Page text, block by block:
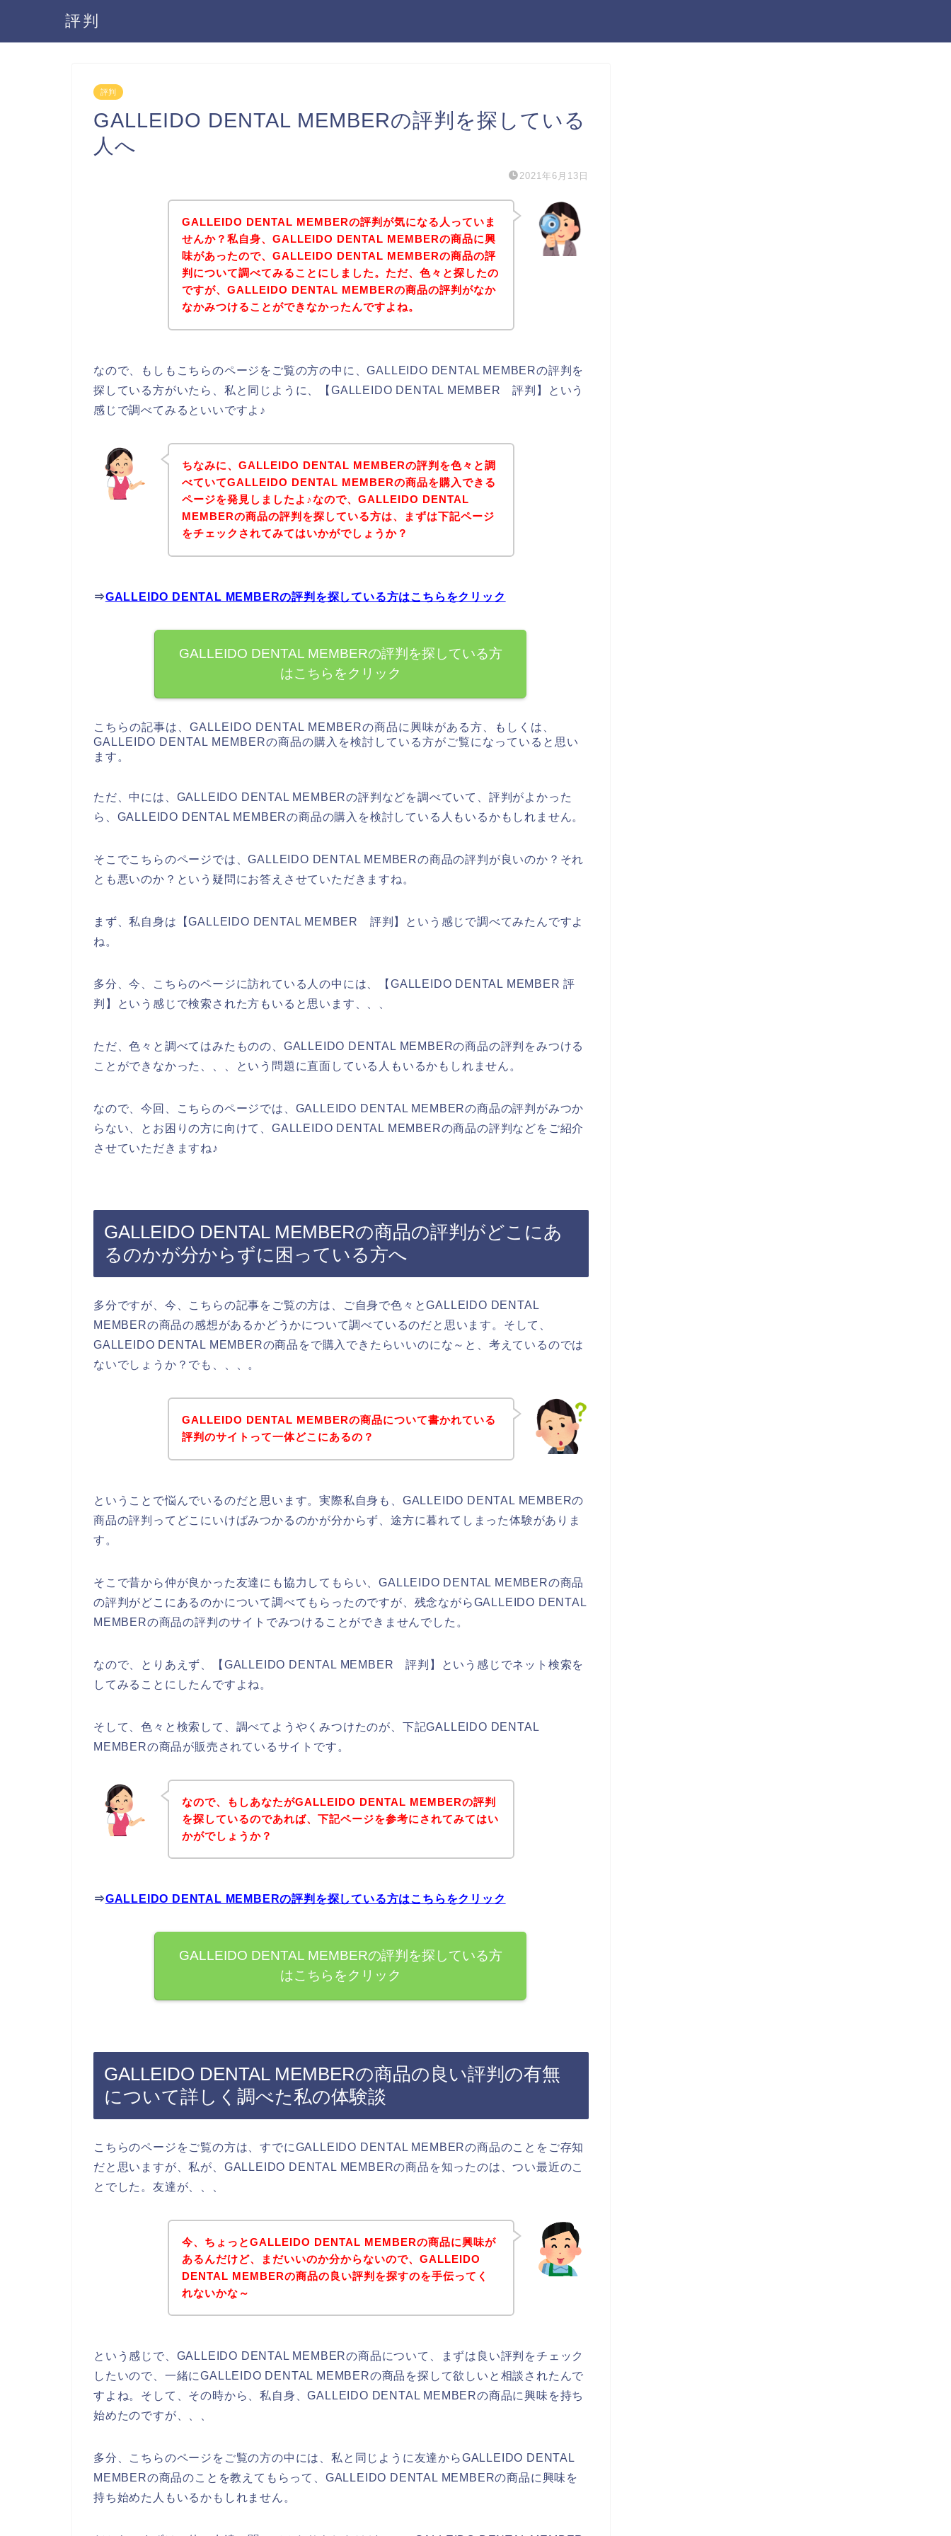
評判
評判
GALLEIDO DENTAL MEMBERの評判を探している
人へ
2021年6月13日
GALLEIDO DENTAL MEMBERの評判が気になる人っていま
せんか？私自身、GALLEIDO DENTAL MEMBERの商品に興
味があったので、GALLEIDO DENTAL MEMBERの商品の評
判について調べてみることにしました。ただ、色々と探したの
ですが、GALLEIDO DENTAL MEMBERの商品の評判がなか
なかみつけることができなかったんですよね。
なので、もしもこちらのページをご覧の方の中に、GALLEIDO DENTAL MEMBERの評判を
探している方がいたら、私と同じように、【GALLEIDO DENTAL MEMBER 評判】という
感じで調べてみるといいですよ♪
ちなみに、GALLEIDO DENTAL MEMBERの評判を色々と調
べていてGALLEIDO DENTAL MEMBERの商品を購入できる
ページを発見しましたよ♪なので、GALLEIDO DENTAL
MEMBERの商品の評判を探している方は、まずは下記ページ
をチェックされてみてはいかがでしょうか？
⇒GALLEIDO DENTAL MEMBERの評判を探している方はこちらをクリック
GALLEIDO DENTAL MEMBERの評判を探している方
はこちらをクリック
こちらの記事は、GALLEIDO DENTAL MEMBERの商品に興味がある方、もしくは、
GALLEIDO DENTAL MEMBERの商品の購入を検討している方がご覧になっていると思い
ます。
ただ、中には、GALLEIDO DENTAL MEMBERの評判などを調べていて、評判がよかった
ら、GALLEIDO DENTAL MEMBERの商品の購入を検討している人もいるかもしれません。
そこでこちらのページでは、GALLEIDO DENTAL MEMBERの商品の評判が良いのか？それ
とも悪いのか？という疑問にお答えさせていただきますね。
まず、私自身は【GALLEIDO DENTAL MEMBER 評判】という感じで調べてみたんですよ
ね。
多分、今、こちらのページに訪れている人の中には、【GALLEIDO DENTAL MEMBER 評
判】という感じで検索された方もいると思います、、、
ただ、色々と調べてはみたものの、GALLEIDO DENTAL MEMBERの商品の評判をみつける
ことができなかった、、、という問題に直面している人もいるかもしれません。
なので、今回、こちらのページでは、GALLEIDO DENTAL MEMBERの商品の評判がみつか
らない、とお困りの方に向けて、GALLEIDO DENTAL MEMBERの商品の評判などをご紹介
させていただきますね♪
GALLEIDO DENTAL MEMBERの商品の評判がどこにあ
るのかが分からずに困っている方へ
多分ですが、今、こちらの記事をご覧の方は、ご自身で色々とGALLEIDO DENTAL
MEMBERの商品の感想があるかどうかについて調べているのだと思います。そして、
GALLEIDO DENTAL MEMBERの商品をで購入できたらいいのにな～と、考えているのでは
ないでしょうか？でも、、、。
GALLEIDO DENTAL MEMBERの商品について書かれている
評判のサイトって一体どこにあるの？
ということで悩んでいるのだと思います。実際私自身も、GALLEIDO DENTAL MEMBERの
商品の評判ってどこにいけばみつかるのかが分からず、途方に暮れてしまった体験がありま
す。
そこで昔から仲が良かった友達にも協力してもらい、GALLEIDO DENTAL MEMBERの商品
の評判がどこにあるのかについて調べてもらったのですが、残念ながらGALLEIDO DENTAL
MEMBERの商品の評判のサイトでみつけることができませんでした。
なので、とりあえず、【GALLEIDO DENTAL MEMBER 評判】という感じでネット検索を
してみることにしたんですよね。
そして、色々と検索して、調べてようやくみつけたのが、下記GALLEIDO DENTAL
MEMBERの商品が販売されているサイトです。
なので、もしあなたがGALLEIDO DENTAL MEMBERの評判
を探しているのであれば、下記ページを参考にされてみてはい
かがでしょうか？
⇒GALLEIDO DENTAL MEMBERの評判を探している方はこちらをクリック
GALLEIDO DENTAL MEMBERの評判を探している方
はこちらをクリック
GALLEIDO DENTAL MEMBERの商品の良い評判の有無
について詳しく調べた私の体験談
こちらのページをご覧の方は、すでにGALLEIDO DENTAL MEMBERの商品のことをご存知
だと思いますが、私が、GALLEIDO DENTAL MEMBERの商品を知ったのは、つい最近のこ
とでした。友達が、、、
今、ちょっとGALLEIDO DENTAL MEMBERの商品に興味が
あるんだけど、まだいいのか分からないので、GALLEIDO
DENTAL MEMBERの商品の良い評判を探すのを手伝ってく
れないかな～
という感じで、GALLEIDO DENTAL MEMBERの商品について、まずは良い評判をチェック
したいので、一緒にGALLEIDO DENTAL MEMBERの商品を探して欲しいと相談されたんで
すよね。そして、その時から、私自身、GALLEIDO DENTAL MEMBERの商品に興味を持ち
始めたのですが、、、
多分、こちらのページをご覧の方の中には、私と同じように友達からGALLEIDO DENTAL
MEMBERの商品のことを教えてもらって、GALLEIDO DENTAL MEMBERの商品に興味を
持ち始めた人もいるかもしれません。